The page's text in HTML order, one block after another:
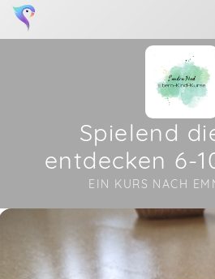
Spielend
entdecken 6-
EIN KURS NACH
Soon you will learn more about